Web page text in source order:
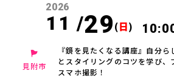
2026
11 /29 ( 日)
見附市
『鏡を見たくなる講座』自分
とスタイリングのコツを学び、
スマホ撮影！